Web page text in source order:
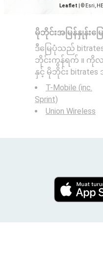
Leaflet © Esri,
မိုဘိုင်းအမြန်နှုန်း
ဒီမြေပုံသည်
ဘိုင်းကွန်ရက် ။ ကိုလ
နှင့် မိုဘိုင်း
T-Mobile (inc.
Sprint)
Union Wireless